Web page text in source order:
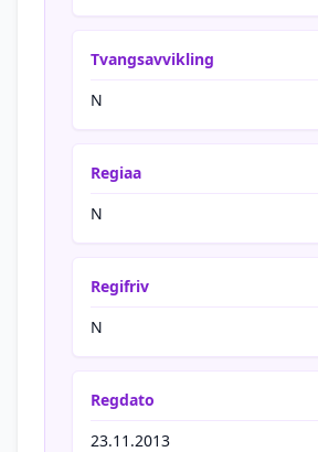
Tvangsavvikling
N
Regiaa
N
Regifriv
N
Regdato
23.11.2013